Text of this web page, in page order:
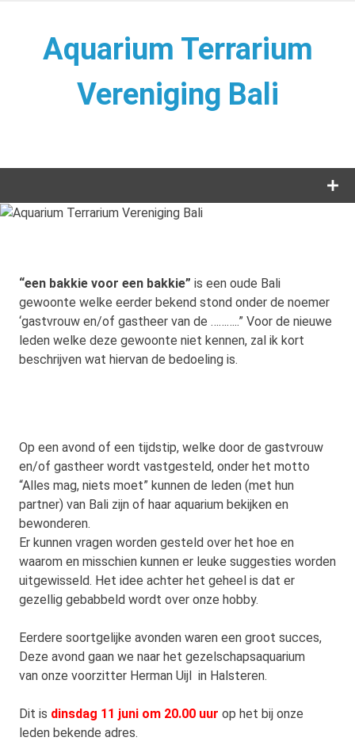
Aquarium Terrarium
Vereniging Bali
“een bakkie voor een bakkie” is een oude Bali
gewoonte welke eerder bekend stond onder de noemer
‘gastvrouw en/of gastheer van de ………..” Voor de nieuwe
leden welke deze gewoonte niet kennen, zal ik kort
beschrijven wat hiervan de bedoeling is.
Op een avond of een tijdstip, welke door de gastvrouw
en/of gastheer wordt vastgesteld, onder het motto
“Alles mag, niets moet” kunnen de leden (met hun
partner) van Bali zijn of haar aquarium bekijken en
bewonderen.
Er kunnen vragen worden gesteld over het hoe en
waarom en misschien kunnen er leuke suggesties worden
uitgewisseld. Het idee achter het geheel is dat er
gezellig gebabbeld wordt over onze hobby.
Eerdere soortgelijke avonden waren een groot succes,
Deze avond gaan we naar het gezelschapsaquarium
van onze voorzitter Herman Uijl in Halsteren.
Dit is dinsdag 11 juni om 20.00 uur op het bij onze
leden bekende adres.